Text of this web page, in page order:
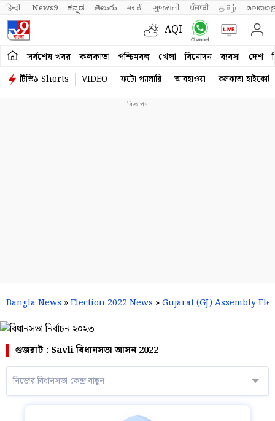
हिन्दी News9 ಕನ್ನಡ తెలుగు मराठी ગુજરાતી ਪੰਜਾਬੀ தமிழ்
AQI
সর্বশেষ খবর কলকাতা পশ্চিমবঙ্গ খেলা বিনোদন ব্যবসা দেশ
টিভি৯ Shorts VIDEO ফটো গ্যালারি আবহাওয়া কলকাতা হাইকোর্ট
Bangla News »Election 2022 News »Gujarat (GJ) Assembly
গুজরাট : Savli বিধানসভা আসন 2022
নিজের বিধানসভা কেন্দ্র বাছুন